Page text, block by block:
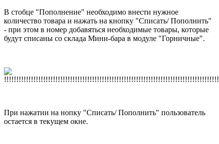
В стобце "Пополнение" необходимо внести нужное
количество товара и нажать на кнопку "Списать/ Пополнить"
- при этом в номер добавяться необходимые товары, которые
будут списаны со склада Мини-бара в модуле "Горничные".
При нажатии на нопку "Списать/ Пополнить" пользователь
остается в текущем окне.